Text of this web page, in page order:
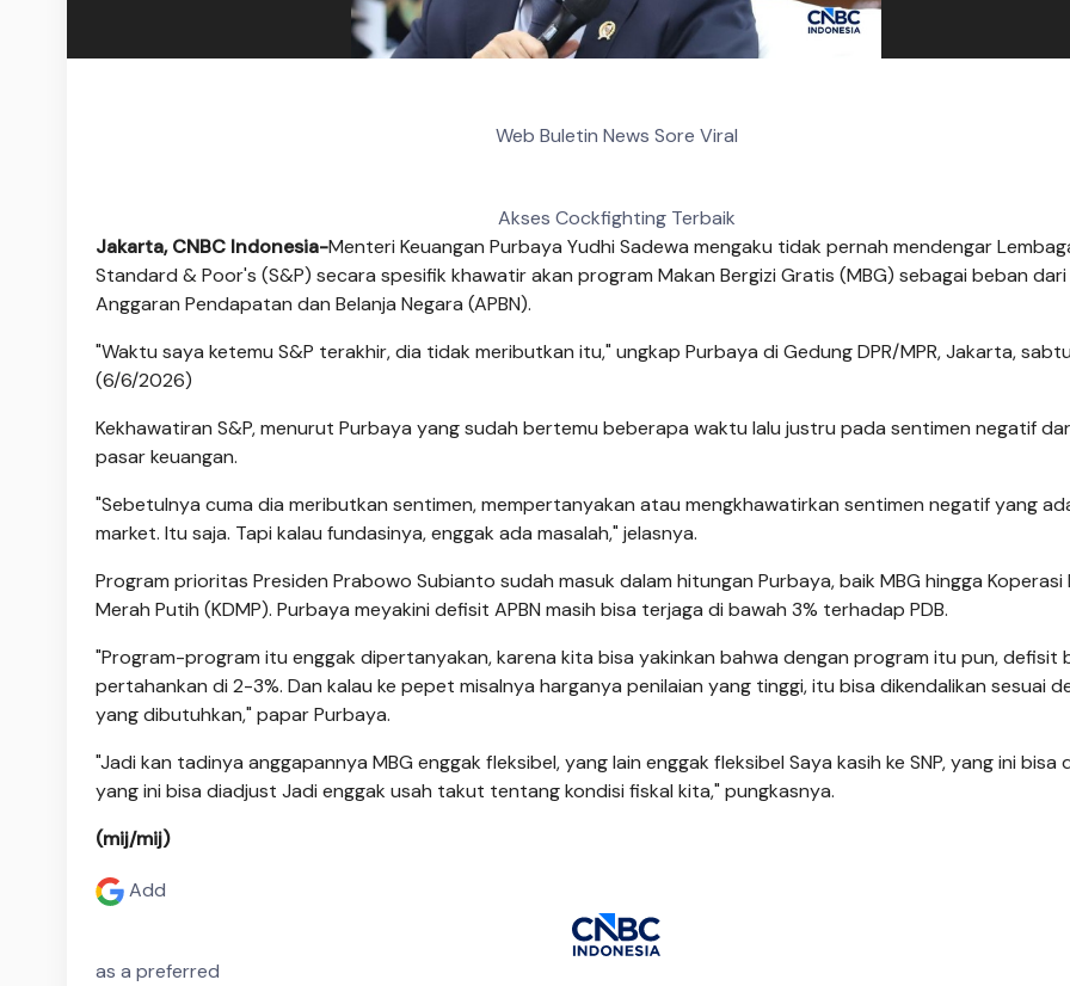
Web Buletin News Sore Viral
Akses Cockfighting Terbaik
Jakarta, CNBC Indonesia-Menteri Keuangan Purbaya Yudhi Sadewa mengaku tidak pernah mendengar
Standard & Poor's (S&P) secara spesifik khawatir akan program Makan Bergizi Gratis (MBG) sebagai beban dari
Anggaran Pendapatan dan Belanja Negara (APBN).
"Waktu saya ketemu S&P terakhir, dia tidak meributkan itu," ungkap Purbaya di Gedung DPR/MPR, Jakarta, sabtu
(6/6/2026)
Kekhawatiran S&P, menurut Purbaya yang sudah bertemu beberapa waktu lalu justru pada sentimen negatif
pasar keuangan.
"Sebetulnya cuma dia meributkan sentimen, mempertanyakan atau mengkhawatirkan sentimen negatif yang
market. Itu saja. Tapi kalau fundasinya, enggak ada masalah," jelasnya.
Program prioritas Presiden Prabowo Subianto sudah masuk dalam hitungan Purbaya, baik MBG hingga Koperasi
Merah Putih (KDMP). Purbaya meyakini defisit APBN masih bisa terjaga di bawah 3% terhadap PDB.
"Program-program itu enggak dipertanyakan, karena kita bisa yakinkan bahwa dengan program itu pun, defisit
pertahankan di 2-3%. Dan kalau ke pepet misalnya harganya penilaian yang tinggi, itu bisa dikendalikan sesuai
yang dibutuhkan," papar Purbaya.
"Jadi kan tadinya anggapannya MBG enggak fleksibel, yang lain enggak fleksibel Saya kasih ke SNP, yang ini bisa
yang ini bisa diadjust Jadi enggak usah takut tentang kondisi fiskal kita," pungkasnya.
(mij/mij)
Add
as a preferred